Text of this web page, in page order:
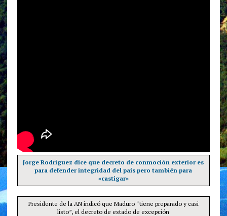
Jorge Rodríguez dice que decreto de conmoción exterior es
para defender integridad del país pero también para
«castigar»
Presidente de la AN indicó que Maduro “tiene preparado y casi
listo”, el decreto de estado de excepción